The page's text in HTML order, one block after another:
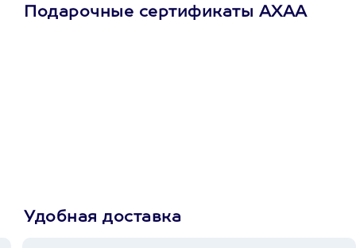
Подарочные сертификаты АХАА
Удобная доставка